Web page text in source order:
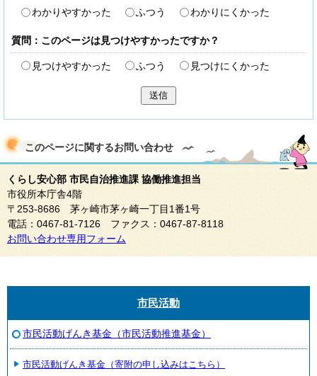
わかりやすかった ふつう わかりにくかった
質問：このページは見つけやすかったですか？
見つけやすかった ふつう 見つけにくかった
送信
このページに関するお問い合わせ
くらし安心部 市民自治推進課 協働推進担当
市役所本庁舎4階
〒253-8686 茅ヶ崎市茅ヶ崎一丁目1番1号
電話：0467-81-7126 ファクス：0467-87-8118
お問い合わせ専用フォーム
市民活動
市民活動げんき基金（市民活動推進基金）
市民活動げんき基金（寄附の申し込みはこちら）